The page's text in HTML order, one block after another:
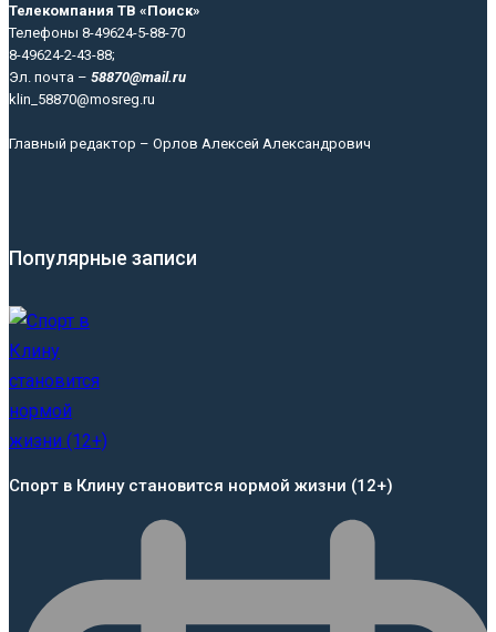
Телекомпания ТВ «Поиск»
Телефоны 8-49624-5-88-70
8-49624-2-43-88;
Эл. почта – 58870@mail.ru
klin_58870@mosreg.ru
Главный редактор – Орлов Алексей Александрович
Популярные записи
Спорт в Клину становится нормой жизни (12+)